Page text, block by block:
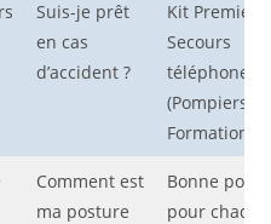
Suis-je prêt
en cas
d’accident ?
Kit Premiers
Secours
téléphone
(Pompiers/
Formation
Comment est
ma posture
Bonne
pour chaque